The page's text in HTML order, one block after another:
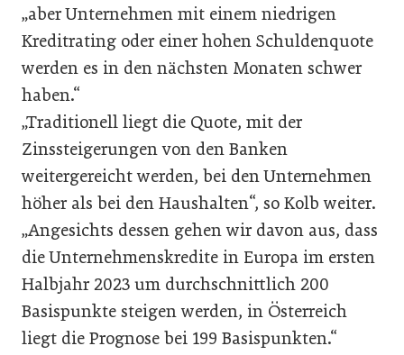
„aber Unternehmen mit einem niedrigen
Kreditrating oder einer hohen Schuldenquote
werden es in den nächsten Monaten schwer
haben.“
„Traditionell liegt die Quote, mit der
Zinssteigerungen von den Banken
weitergereicht werden, bei den Unternehmen
höher als bei den Haushalten“, so Kolb weiter.
„Angesichts dessen gehen wir davon aus, dass
die Unternehmenskredite in Europa im ersten
Halbjahr 2023 um durchschnittlich 200
Basispunkte steigen werden, in Österreich
liegt die Prognose bei 199 Basispunkten.“